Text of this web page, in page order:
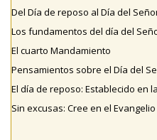
Del Día de reposo al Día del
Los fundamentos del día del
El cuarto Mandamiento
Pensamientos sobre el Día del
El día de reposo: Establecido en
Sin excusas: Cree en el Evangelio